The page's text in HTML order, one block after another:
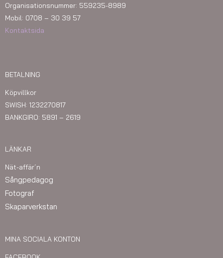
Organisationsnummer: 559235-8989
Mobil: 0708 – 30 39 57
Kontaktsida
BETALNING
Köpvillkor
SWISH: 1232270817
BANKGIRO: 5891 – 2619
LÄNKAR
Nät-affär´n
Sångpedagog
Fotograf
Skaparverkstan
MINA SOCIALA KONTON